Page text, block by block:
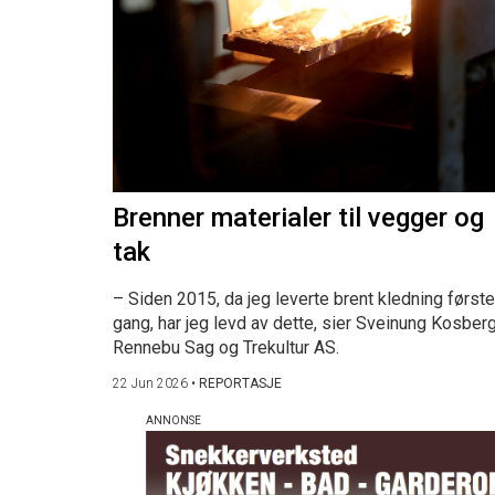
Brenner materialer til vegger og
tak
– Siden 2015, da jeg leverte brent kledning første
gang, har jeg levd av dette, sier Sveinung
Rennebu Sag og Trekultur AS.
22 Jun 2026 • REPORTASJE